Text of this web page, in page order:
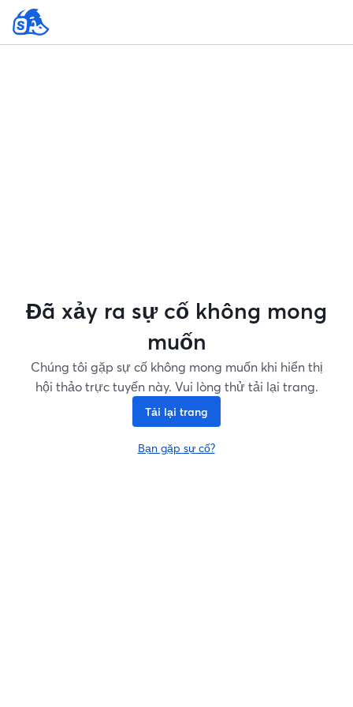
Đã xảy ra sự cố không mong
muốn
Chúng tôi gặp sự cố không mong muốn khi hiển thị
hội thảo trực tuyến này. Vui lòng thử tải lại trang.
Tải lại trang
Bạn gặp sự cố?
mở trong tab mới